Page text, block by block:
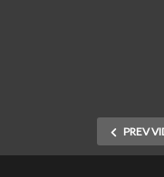
PREV